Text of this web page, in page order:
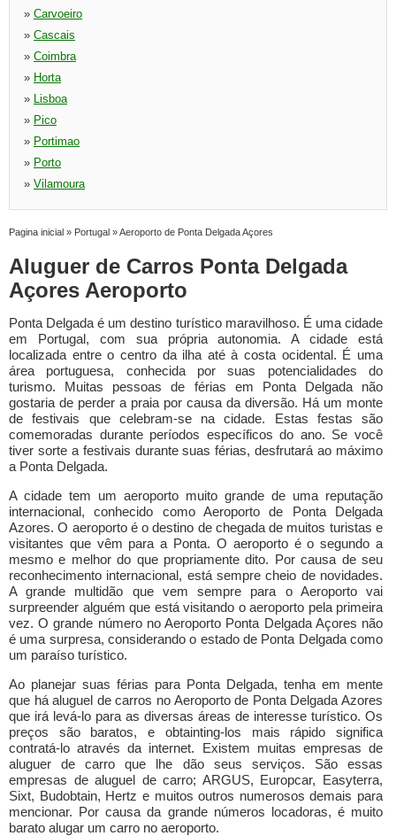
» Carvoeiro
» Cascais
» Coimbra
» Horta
» Lisboa
» Pico
» Portimao
» Porto
» Vilamoura
Pagina inicial » Portugal »Aeroporto de Ponta Delgada Açores
Aluguer de Carros Ponta Delgada
Açores Aeroporto
Ponta Delgada é um destino turístico maravilhoso. É uma cidade
em Portugal, com sua própria autonomia. A cidade está
localizada entre o centro da ilha até à costa ocidental. É uma
área portuguesa, conhecida por suas potencialidades do
turismo. Muitas pessoas de férias em Ponta Delgada não
gostaria de perder a praia por causa da diversão. Há um monte
de festivais que celebram-se na cidade. Estas festas são
comemoradas durante períodos específicos do ano. Se você
tiver sorte a festivais durante suas férias, desfrutará ao máximo
a Ponta Delgada.
A cidade tem um aeroporto muito grande de uma reputação
internacional, conhecido como Aeroporto de Ponta Delgada
Azores. O aeroporto é o destino de chegada de muitos turistas e
visitantes que vêm para a Ponta. O aeroporto é o segundo a
mesmo e melhor do que propriamente dito. Por causa de seu
reconhecimento internacional, está sempre cheio de novidades.
A grande multidão que vem sempre para o Aeroporto vai
surpreender alguém que está visitando o aeroporto pela primeira
vez. O grande número no Aeroporto Ponta Delgada Açores não
é uma surpresa, considerando o estado de Ponta Delgada como
um paraíso turístico.
Ao planejar suas férias para Ponta Delgada, tenha em mente
que há aluguel de carros no Aeroporto de Ponta Delgada Azores
que irá levá-lo para as diversas áreas de interesse turístico. Os
preços são baratos, e obtainting-los mais rápido significa
contratá-lo através da internet. Existem muitas empresas de
aluguer de carro que lhe dão seus serviços. São essas
empresas de aluguel de carro; ARGUS, Europcar, Easyterra,
Sixt, Budobtain, Hertz e muitos outros numerosos demais para
mencionar. Por causa da grande números locadoras, é muito
barato alugar um carro no aeroporto.